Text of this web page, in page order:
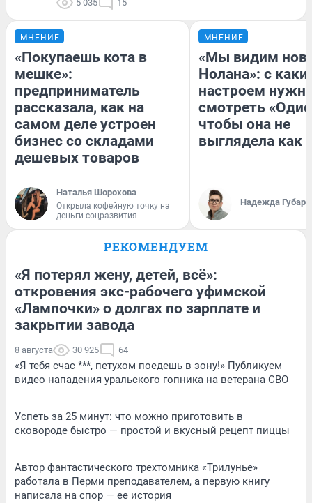
5 035 15
МНЕНИЕ
«Покупаешь кота в
мешке»:
предприниматель
рассказала, как на
самом деле устроен
бизнес со складами
дешевых товаров
Наталья Шорохова
Открыла кофейную точку на
деньги соцразвития
МНЕНИЕ
«Мы видим
Нолана»: с
настроем
смотреть
чтобы она не
выглядела как
Надежда Губарь
РЕКОМЕНДУЕМ
«Я потерял жену, детей, всё»:
откровения экс-рабочего уфимской
«Лампочки» о долгах по зарплате и
закрытии завода
8 августа 30 925 64
«Я тебя счас ***, петухом поедешь в зону!» Публикуем
видео нападения уральского гопника на ветерана СВО
Успеть за 25 минут: что можно приготовить в
сковороде быстро — простой и вкусный рецепт пиццы
Автор фантастического трехтомника «Трилунье»
работала в Перми преподавателем, а первую книгу
написала на спор — ее история